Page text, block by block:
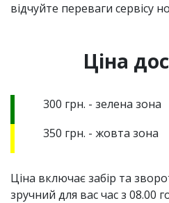
відчуйте переваги сервісу
Ціна
300 грн. - зелена зона
350 грн. - жовта зона
Ціна включає забір та
зручний для вас час з 08.00